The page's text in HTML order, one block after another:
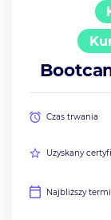
Czas trwania
Uzyskany
Najbliższy